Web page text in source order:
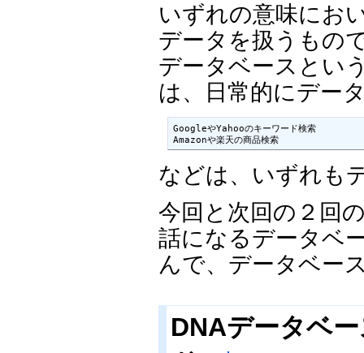
いずれの意味にお
データを扱うもの
データベースとい
は、日常的にデー
GoogleやYahooのキーワード検索
Amazonや楽天の商品検索
などは、いずれも
今回と次回の２回
話になるデータベ
んで、データベー
DNAデータベ